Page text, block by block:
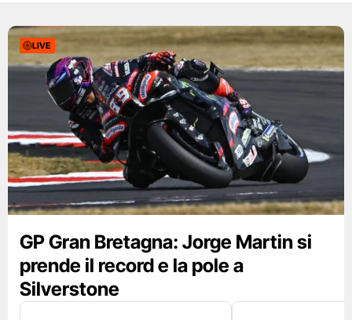
LIVE
GP Gran Bretagna: Jorge Martin si
prende il record e la pole a
Silverstone